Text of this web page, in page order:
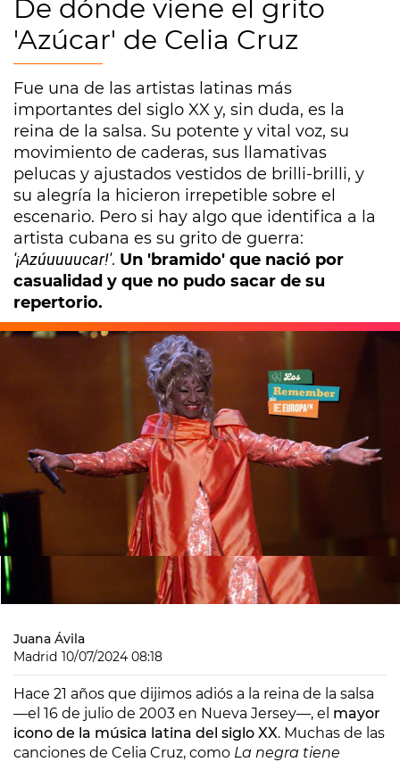
De dónde viene el grito
'Azúcar' de Celia Cruz
Fue una de las artistas latinas más
importantes del siglo XX y, sin duda, es la
reina de la salsa. Su potente y vital voz, su
movimiento de caderas, sus llamativas
pelucas y ajustados vestidos de brilli-brilli, y
su alegría la hicieron irrepetible sobre el
escenario. Pero si hay algo que identifica a la
artista cubana es su grito de guerra:
'¡Azúuuuucar!'. Un 'bramido' que nació por
casualidad y que no pudo sacar de su
repertorio.
Juana Ávila
Madrid 10/07/2024 08:18
Hace 21 años que dijimos adiós a la reina de la salsa
—el 16 de julio de 2003 en Nueva Jersey—, el mayor
icono de la música latina del siglo XX. Muchas de las
canciones de Celia Cruz, como La negra tiene